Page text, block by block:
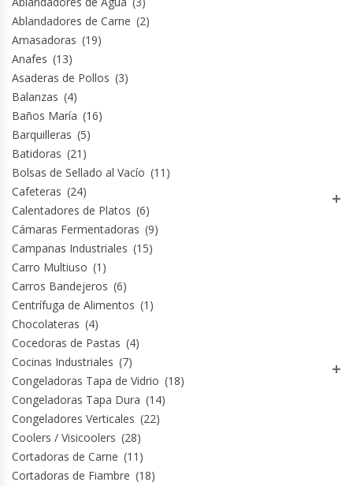
Ablandadores de Carne (2)
Amasadoras (19)
Anafes (13)
Asaderas de Pollos (3)
Balanzas (4)
Baños María (16)
Barquilleras (5)
Batidoras (21)
Bolsas de Sellado al Vacío (11)
Cafeteras (24)
Calentadores de Platos (6)
Cámaras Fermentadoras (9)
Campanas Industriales (15)
Carro Multiuso (1)
Carros Bandejeros (6)
Centrífuga de Alimentos (1)
Chocolateras (4)
Cocedoras de Pastas (4)
Cocinas Industriales (7)
Congeladoras Tapa de Vidrio (18)
Congeladoras Tapa Dura (14)
Congeladores Verticales (22)
Coolers / Visicoolers (28)
Cortadoras de Carne (11)
Cortadoras de Fiambre (18)